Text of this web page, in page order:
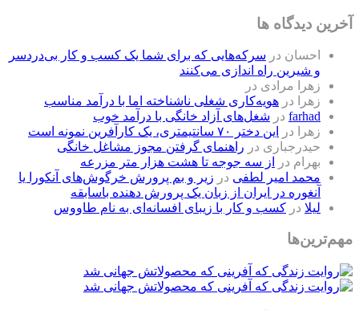
آخرین دیدگاه ها
احسان در سرکه‌هایی که برای شما یک کسب و کار بی‌دردسر
و شیرین راه اندازی می‌کنند
زهرا مرادی در
زهرا
در هویه‌کاری شغلی ناشناخته اما با درآمد مناسب
farhad در شغل‌های آزاد خانگی با درآمد خوب
زهرا
در
این دختر ۷۰ سانتیمتری، یک کارآفرین نمونه است
حیدرجباری در راهنمای گرفتن مجوز مشاغل خانگی
بهرام در
از سه جوجه تا هشت هزار متر مزرعه
محمد امیر لطفی در زیر و بم پرورش خرگوش‌های آنکورا یا
آنغوره در ایران از زبان یک پرورش دهنده باسابقه
لیلا در کسب و کار با زیبای افسانه‌ای به نام طاووس
مهم‌ترین‌ها